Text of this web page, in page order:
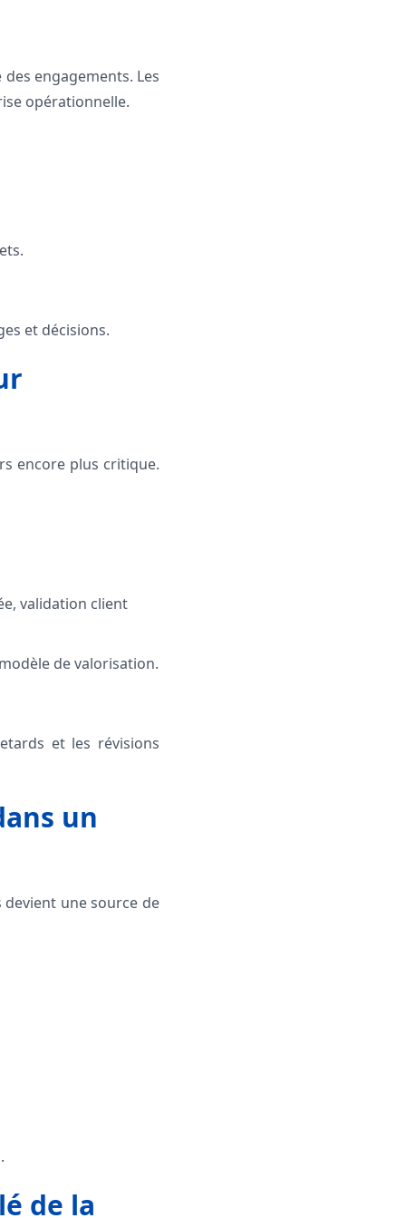
engagements. Les
opérationnelle.
et décisions.
encore plus critique.
validation client
de valorisation.
et les révisions
un
devient une source de
de la